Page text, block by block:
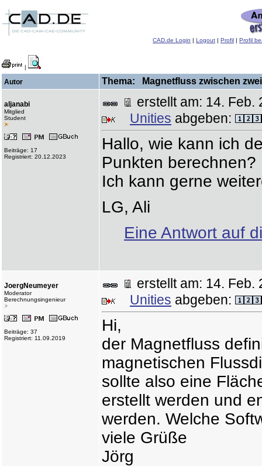
CAD.de Login | Logout | Profil | Profil
|
Autor Thema: Magnetfluss zwischen
aljanabi
Mitglied
Student
Beiträge: 17
Registriert: 20.12.2023
erstellt am: 14.
Unities abgeben:
Hallo, wie kann ich
Punkten berechnen?
Ich kann gerne
LG, Ali
Eine Antwort auf
JoergNeumeyer
Moderator
Berechnungsingenieur
Beiträge: 37
Registriert: 11.09.2019
erstellt am: 14.
Unities abgeben:
Hi,
der Magnetfluss
magnetischen
sollte also eine
erstellt werden und
werden. Welche
viele Grüße
Jörg